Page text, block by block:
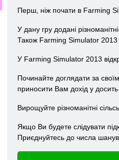
Перш, ніж почати в Farming
У дану гру додані
Також Farming Simulator 2013
У Farming Simulator 2013
Починайте доглядати за
приносити Вам дохід у
Вирощуйте різноманітні
Якщо Ви будете слідувати
Приєднуйтесь до числа